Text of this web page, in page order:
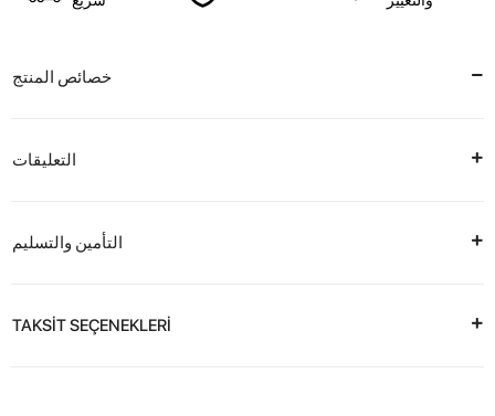
خصائص المنتج
التعليقات
التأمين والتسليم
TAKSİT SEÇENEKLERİ